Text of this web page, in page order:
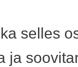
selles
ja